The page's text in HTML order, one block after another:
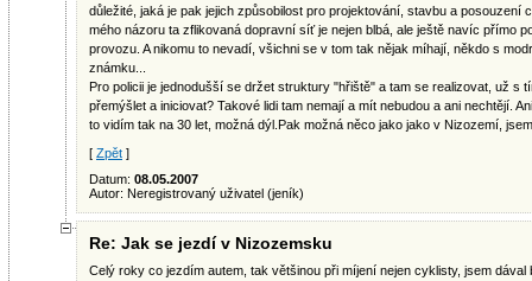
důležité, jaká je pak jejich způsobilost pro projektování, stavbu a posouzení
mého názoru ta zflikovaná dopravní síť je nejen blbá, ale ještě navíc přímo
provozu. A nikomu to nevadí, všichni se v tom tak nějak míhají, někdo s
známku...
Pro policii je jednodušší se držet struktury "hřiště" a tam se realizovat, už s
přemýšlet a iniciovat? Takové lidi tam nemají a mít nebudou a ani nechtějí.
to vidím tak na 30 let, možná dýl.Pak možná něco jako jako v Nizozemí,
[ Zpět ]
Datum: 08.05.2007
Autor: Neregistrovaný uživatel (jeník)
Re: Jak se jezdí v Nizozemsku
Celý roky co jezdím autem, tak většinou při míjení nejen cyklisty, jsem